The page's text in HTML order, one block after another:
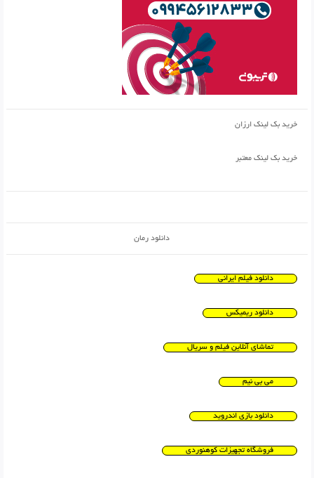
خرید بک لینک ارزان
خرید بک لینک معتبر
دانلود رمان
دانلود فیلم ایرانی
دانلود ریمیکس
تماشای آنلاین فیلم و سریال
می بی نیم
دانلود بازی اندروید
فروشگاه تجهیزات کوهنوردی